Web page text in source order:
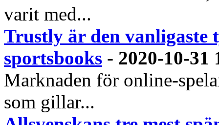
varit med...
Trustly är den vanligaste
sportsbooks - 2020-10-31
Marknaden för online-
som gillar...